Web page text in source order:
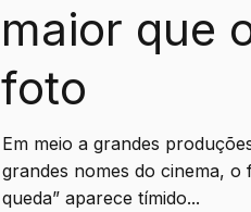
maior que
foto
Em meio a grandes
grandes nomes do cinema, o
queda” aparece tímido...